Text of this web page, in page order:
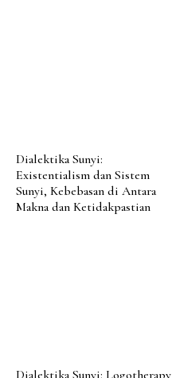
Dialektika Sunyi:
Existentialism dan Sistem
Sunyi, Kebebasan di Antara
Makna dan Ketidakpastian